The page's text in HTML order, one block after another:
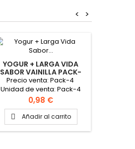
>
<
YOGUR + LARGA VIDA
SABOR VAINILLA PACK-
4X125GR "FEIRACO"
Precio venta: Pack-4
Unidad de venta: Pack-4
Caja: 12 packs
Precio
0,98 €
 Añadir al carrito